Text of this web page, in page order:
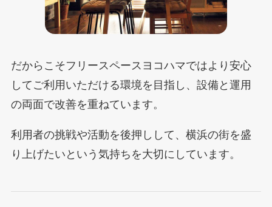
だからこそフリースペースヨコハマではより安心
してご利用いただける環境を目指し、設備と運用
の両面で改善を重ねています。
利用者の挑戦や活動を後押しして、横浜の街を盛
り上げたいという気持ちを大切にしています。